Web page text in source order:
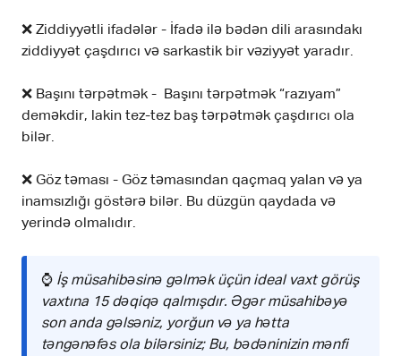
❌ Ziddiyyətli ifadələr - İfadə ilə bədən dili arasındakı
ziddiyyət çaşdırıcı və sarkastik bir vəziyyət yaradır.
❌ Başını tərpətmək - Başını tərpətmək “razıyam”
deməkdir, lakin tez-tez baş tərpətmək çaşdırıcı ola
bilər.
❌ Göz təması - Göz təmasından qaçmaq yalan və ya
inamsızlığı göstərə bilər. Bu düzgün qaydada və
yerində olmalıdır.
⌚ İş müsahibəsinə gəlmək üçün ideal vaxt görüş
vaxtına 15 dəqiqə qalmışdır. Əgər müsahibəyə
son anda gəlsəniz, yorğun və ya hətta
təngənəfəs ola bilərsiniz; Bu, bədəninizin mənfi